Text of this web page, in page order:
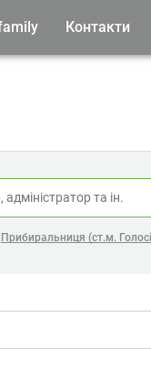
Контакти
Прибиральниця (ст.м.